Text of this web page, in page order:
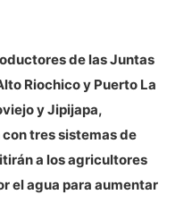
de las Juntas
Riochico y Puerto La
y Jipijapa,
tres sistemas de
a los agricultores
el agua para aumentar